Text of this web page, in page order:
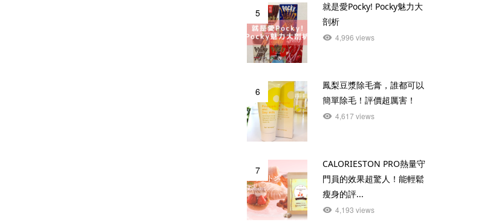
5
就是愛Pocky! Pocky魅力大
剖析
4,996 views
6
鳳梨豆漿除毛膏，誰都可以
簡單除毛！評價超厲害！
4,617 views
7
CALORIESTON PRO熱量守
門員的效果超驚人！能輕鬆
瘦身的評...
4,193 views